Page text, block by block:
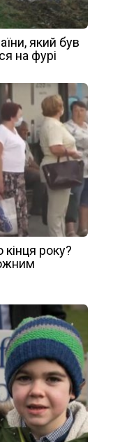
який був
на фурі
року?